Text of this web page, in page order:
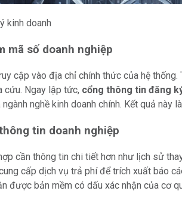
kinh doanh
mã số doanh nghiệp
cập vào địa chỉ chính thức của hệ
cứu. Ngay lập tức, cổng thông tin đăng
nghề kinh doanh chính. Kết quả này
tin doanh nghiệp
cần thông tin chi tiết hơn như lịch sử
cấp dịch vụ trả phí để trích xuất báo
được bản mềm có dấu xác nhận của cơ